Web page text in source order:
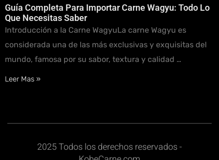
Guía Completa Para Importar Carne Wagyu: Todo Lo
Que Necesitas Saber
Introducción a la Carne WagyuLa carne Wagyu es
considerada una de las más exclusivas y exquisitas del
mundo, famosa por su sabor, textura y calidad …
Leer Mas »
2025 Todos los derechos reservados -